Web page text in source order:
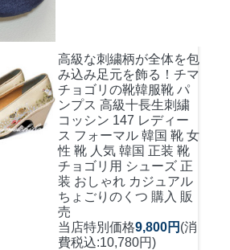
高級な刺繍柄が全体を包
み込み足元を飾る！ チマ
チョゴリの靴韓服靴 パ
ンプス 高級十長生刺繍
コッシン 147 レディー
ス フォーマル 韓国 靴 女
性 靴 人気 韓国 正装 靴
チョゴリ用 シューズ 正
装 おしゃれ カジュアル
ちょごりのくつ 購入 販
売
当店特別価格9,800円 (消
費税込:10,780円)